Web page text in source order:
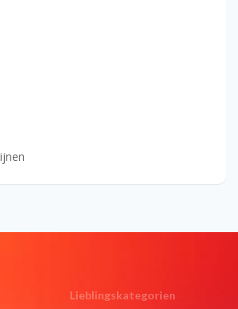
Lieblingskategorien